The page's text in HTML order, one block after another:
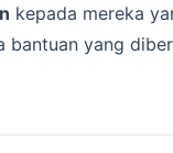
kepada mereka
yang